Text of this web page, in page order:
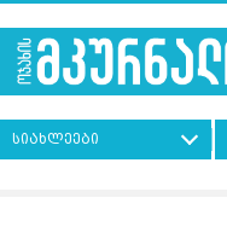
სიახლეები